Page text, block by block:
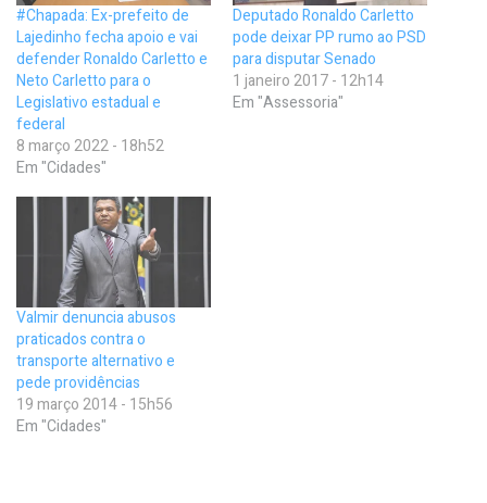
#Chapada: Ex-prefeito de
Lajedinho fecha apoio e vai
defender Ronaldo Carletto e
Neto Carletto para o
Legislativo estadual e
federal
8 março 2022 - 18h52
Em "Cidades"
Deputado Ronaldo Carletto
pode deixar PP rumo ao PSD
para disputar Senado
1 janeiro 2017 - 12h14
Em "Assessoria"
Valmir denuncia abusos
praticados contra o
transporte alternativo e
pede providências
19 março 2014 - 15h56
Em "Cidades"